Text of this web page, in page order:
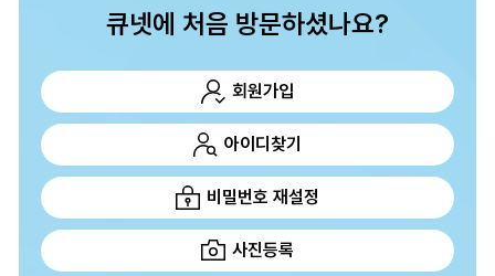
큐넷에 처음 방문하셨나요?
회원가입
아이디찾기
비밀번호 재설정
사진등록